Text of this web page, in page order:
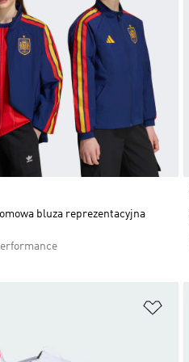
bluza reprezentacyjna